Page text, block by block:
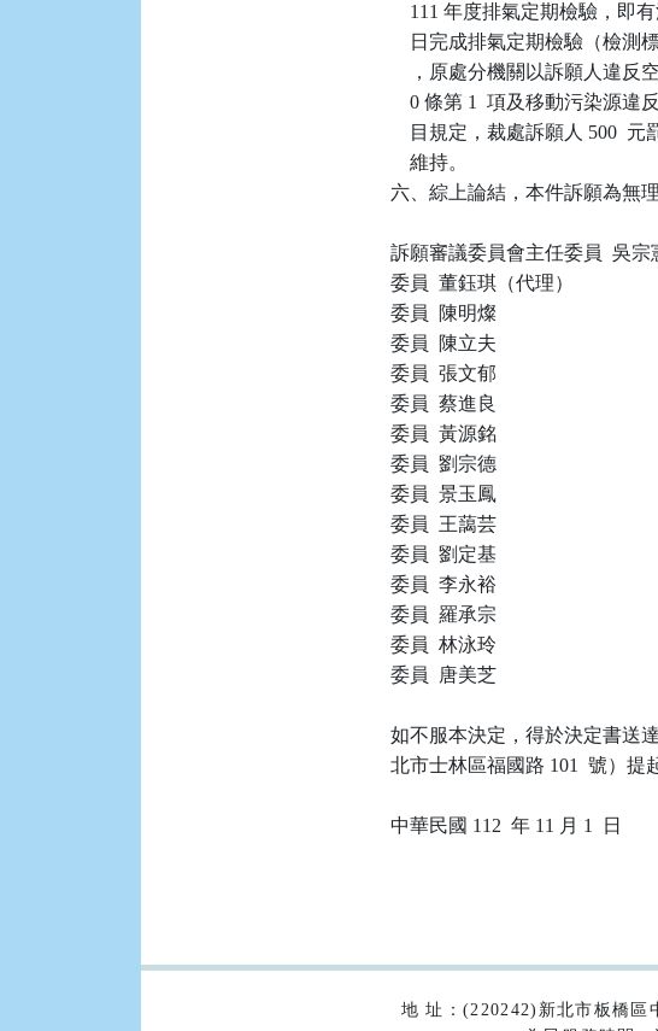
111 年度排氣定期檢驗，即
日完成排氣定期檢驗（檢
，原處分機關以訴願人違反
0 條第 1  項及移動污染源
目規定，裁處訴願人 500
    維持。
六、綜上論結，本件訴願為無
訴願審議委員會主任委員  吳宗
委員  董鈺琪（代理）
委員  陳明燦
委員  陳立夫
委員  張文郁
委員  蔡進良
委員  黃源銘
委員  劉宗德
委員  景玉鳳
委員  王藹芸
委員  劉定基
委員  李永裕
委員  羅承宗
委員  林泳玲
委員  唐美芝
如不服本決定，得於決定書送
北市士林區福國路 101  號）提
地 址：(220242)新北市板橋區